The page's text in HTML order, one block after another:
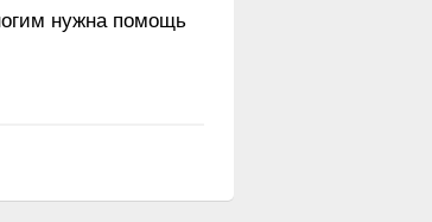
нужна помощь